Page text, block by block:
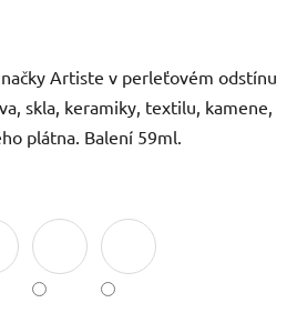
Artiste v perleťovém odstínu
skla, keramiky, textilu, kamene,
plátna. Balení 59ml.